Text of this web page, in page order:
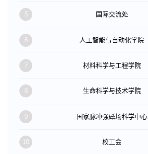
5 国际交流处
6 人工智能与自动化学院
7 材料科学与工程学院
8 生命科学与技术学院
9 国家脉冲强磁场科学中心
10 校工会